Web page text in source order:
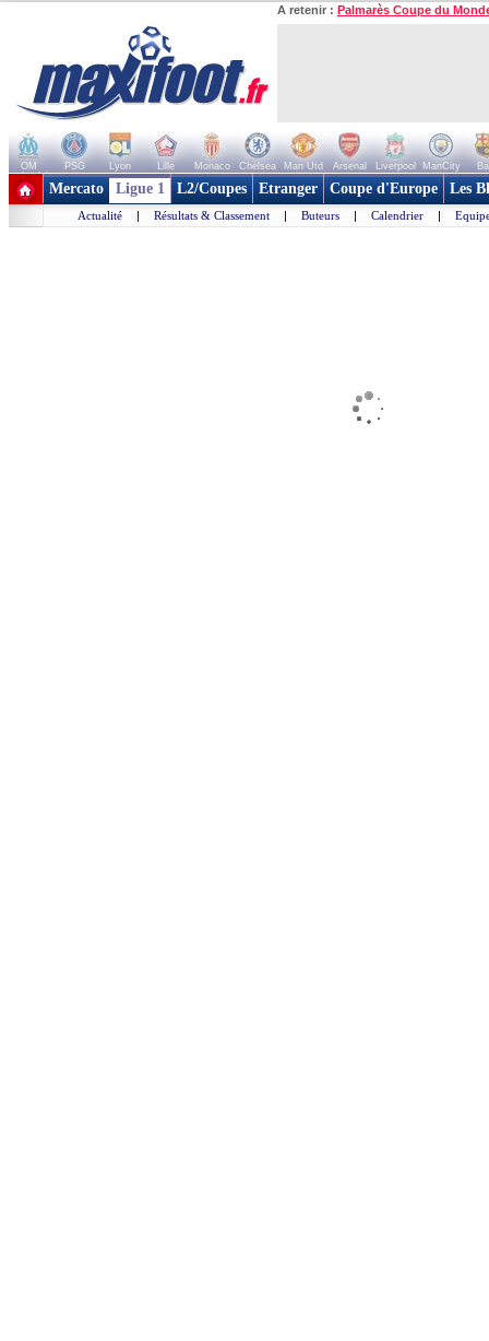
A retenir : Palmarès Coupe du
OM PSG Lyon Lille Monaco Chelsea Man Utd Arsenal Liverpool ManCity
+ de clubs
Mercato Ligue 1 L2/Coupes Etranger Coupe d'Europe Les
Actualité | Résultats & Classement | Buteurs | Calendrier |